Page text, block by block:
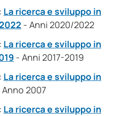
La ricerca e sviluppo in
- Anni 2020/2022
La ricerca e sviluppo in
- Anni 2017-2019
La ricerca e sviluppo in
Anno 2007
La ricerca e sviluppo in